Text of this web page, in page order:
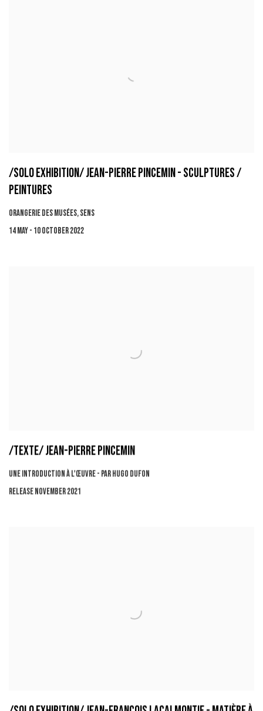
/SOLO EXHIBITION/ JEAN-PIERRE PINCEMIN - SCULPTURES /
PEINTURES
ORANGERIE DES MUSÉES, SENS
14 MAY - 10 OCTOBER 2022
/TEXTE/ JEAN-PIERRE PINCEMIN
UNE INTRODUCTION À L'ŒUVRE - PAR HUGO DUFON
RELEASE NOVEMBER 2021